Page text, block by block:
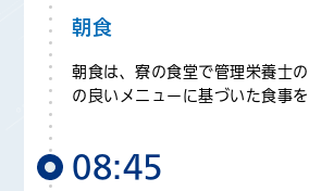
朝食
朝食は、寮の食堂で管理栄養士
の良いメニューに基づいた食事を
08:45